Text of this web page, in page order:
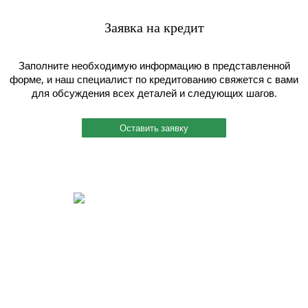
Заявка на кредит
Заполните необходимую информацию в представленной
форме, и наш специалист по кредитованию свяжется с вами
для обсуждения всех деталей и следующих шагов.
Оставить заявку